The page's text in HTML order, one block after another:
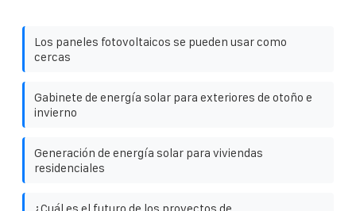
Los paneles fotovoltaicos se pueden usar como
cercas
Gabinete de energía solar para exteriores de otoño e
invierno
Generación de energía solar para viviendas
residenciales
¿Cuál es el futuro de los proyectos de